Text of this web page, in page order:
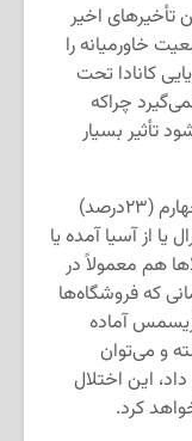
تأخیرهای اخیر
خاورمیانه را
کانادا تحت
چراکه
تأثیر بسیار
طبق داده‌ها، در سال گذشته تقریباً یک چهارم (۲۳درصد)
از آسیا آمده یا
هم معمولاً در
که فروشگاه‌ها
آماده
و می‌توان
این اختلال
کرد.